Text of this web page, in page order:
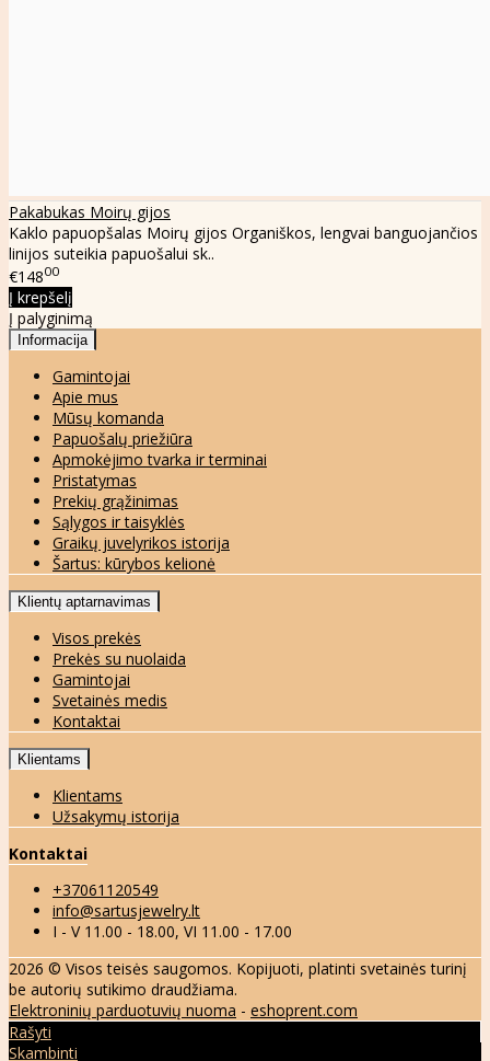
Pakabukas Moirų gijos
Kaklo papuopšalas Moirų gijos Organiškos, lengvai banguojančios
linijos suteikia papuošalui sk..
€14800
Į krepšelį
Į palyginimą
Informacija
Gamintojai
Apie mus
Mūsų komanda
Papuošalų priežiūra
Apmokėjimo tvarka ir terminai
Pristatymas
Prekių grąžinimas
Sąlygos ir taisyklės
Graikų juvelyrikos istorija
Šartus: kūrybos kelionė
Klientų aptarnavimas
Visos prekės
Prekės su nuolaida
Gamintojai
Svetainės medis
Kontaktai
Klientams
Klientams
Užsakymų istorija
Kontaktai
+37061120549
info@sartusjewelry.lt
I - V 11.00 - 18.00, VI 11.00 - 17.00
2026 © Visos teisės saugomos. Kopijuoti, platinti svetainės turinį
be autorių sutikimo draudžiama.
Elektroninių parduotuvių nuoma - eshoprent.com
Rašyti
Skambinti